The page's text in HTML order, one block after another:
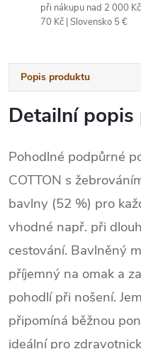
při nákupu nad 2 000
70 Kč | Slovensko 5 €
Popis produktu
Detailní
Pohodlné podpůrné
COTTON s
bavlny (52 %) pro
vhodné např. při
cestování. Bavlněný
příjemný na omak a
pohodlí při nošení.
připomíná běžnou
ideální pro